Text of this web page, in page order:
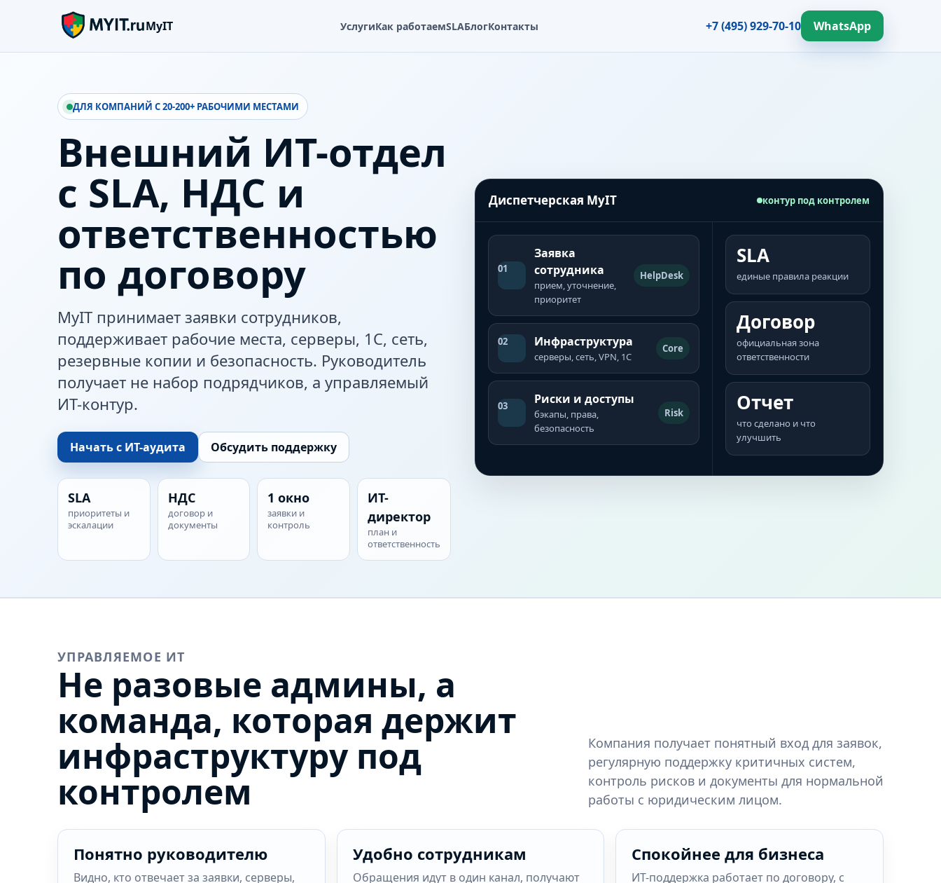
MyIT УслугиКак работаемSLAБлогКонтакты +7 (495) 929-70-10 WhatsApp
ДЛЯ КОМПАНИЙ С 20-200+ РАБОЧИМИ МЕСТАМИ
Внешний ИТ-отдел
с SLA, НДС и
ответственностью
по договору
MyIT принимает заявки сотрудников,
поддерживает рабочие места, серверы, 1С, сеть,
резервные копии и безопасность. Руководитель
получает не набор подрядчиков, а управляемый
ИТ-контур.
Начать с ИТ-аудита Обсудить поддержку
SLA
приоритеты и
эскалации
НДС
договор и
документы
1 окно
заявки и
контроль
ИТ-
директор
план и
ответственность
Диспетчерская MyIT контур под контролем
01
Заявка
сотрудника
прием, уточнение,
приоритет
HelpDesk
02 Инфраструктура
серверы, сеть, VPN, 1С
Core
03 Риски и доступы
бэкапы, права,
безопасность
Risk
SLA
единые правила реакции
Договор
официальная зона
ответственности
Отчет
что сделано и что
улучшить
УПРАВЛЯЕМОЕ ИТ
Не разовые админы, а
команда, которая держит
инфраструктуру под
контролем
Компания получает понятный вход для заявок,
регулярную поддержку критичных систем,
контроль рисков и документы для нормальной
работы с юридическим лицом.
Понятно руководителю
Видно, кто отвечает за заявки, серверы,
Удобно сотрудникам
Обращения идут в один канал, получают
Спокойнее для бизнеса
ИТ-поддержка работает по договору, с